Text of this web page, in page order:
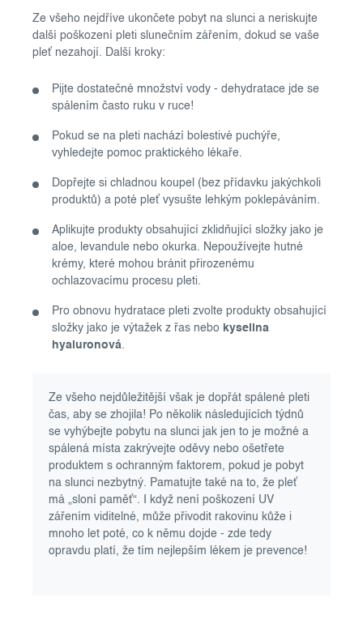
Ze všeho nejdříve ukončete pobyt na slunci a neriskujte
další poškození pleti slunečním zářením, dokud se vaše
pleť nezahojí. Další kroky:
Pijte dostatečné množství vody - dehydratace jde se
spálením často ruku v ruce!
Pokud se na pleti nachází bolestivé puchýře,
vyhledejte pomoc praktického lékaře.
Dopřejte si chladnou koupel (bez přídavku jakýchkoli
produktů) a poté pleť vysušte lehkým poklepáváním.
Aplikujte produkty obsahující zklidňující složky jako je
aloe, levandule nebo okurka. Nepoužívejte hutné
krémy, které mohou bránit přirozenému
ochlazovacímu procesu pleti.
Pro obnovu hydratace pleti zvolte produkty obsahující
složky jako je výtažek z řas nebo kyselina
hyaluronová.
Ze všeho nejdůležitější však je dopřát spálené pleti
čas, aby se zhojila! Po několik následujících týdnů
se vyhýbejte pobytu na slunci jak jen to je možné a
spálená místa zakrývejte oděvy nebo ošetřete
produktem s ochranným faktorem, pokud je pobyt
na slunci nezbytný. Pamatujte také na to, že pleť
má „sloní paměť“. I když není poškození UV
zářením viditelné, může přivodit rakovinu kůže i
mnoho let poté, co k němu dojde - zde tedy
opravdu platí, že tím nejlepším lékem je prevence!